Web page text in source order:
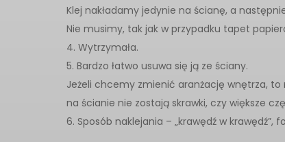
Klej nakładamy jedynie na ścianę, a
Nie musimy, tak jak w przypadku tapet
4. Wytrzymała.
5. Bardzo łatwo usuwa się ją ze ściany.
Jeżeli chcemy zmienić aranżację wnętrza,
na ścianie nie zostają skrawki, czy większe
6. Sposób naklejania – „krawędź w